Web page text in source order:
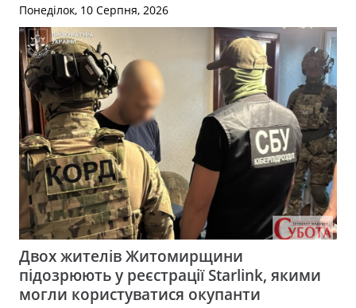
Понеділок, 10 Серпня, 2026
Двох жителів Житомирщини
підозрюють у реєстрації Starlink, якими
могли користуватися окупанти